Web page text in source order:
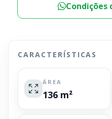
Condições
CARACTERÍSTICAS
ÁREA
136 m²